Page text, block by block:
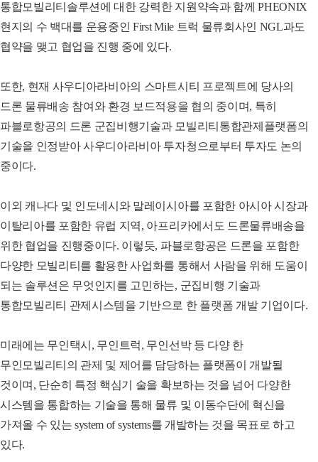
통합모빌리티솔루션에 대한 강력한 지원약속과 함께 PHEONIX
현지의 수 백대를 운용중인 First Mile 트럭 물류회사인 NGL과도
협약을 맺고 협업을 진행 중에 있다.
또한, 현재 사우디아라비아의 스마트시티 프로젝트에 당사의
드론 물류배송 참여와 환경 보드적용을 협의 중이며, 특히
파블로항공의 드론 군집비행기술과 모빌리티통합관제플랫폼의
기술을 인정받아 사우디아라비아 투자청으로부터 투자도 논의
중이다.
이외 캐나다 및 인도네시와 말레이시아를 포함한 아시아 시장과
이탈리아를 포함한 유럽 지역, 아프리카에서도 드론물류배송을
위한 협업을 진행중이다. 이렇듯, 파블로항공은 드론을 포함한
다양한 모빌리티를 활용한 사업화를 통해서 사람을 위해 도움이
되는 솔루션은 무엇인지를 고민하는, 군집비행 기술과
통합모빌리티 관제시스템을 기반으로 한 플랫폼 개발 기업이다.
미래에는 무인택시, 무인트럭, 무인선박 등 다양 한
무인모빌리티의 관제 및 제어를 담당하는 플랫폼이 개발될
것이며, 단순히 특정 핵심기 술을 확보하는 것을 넘어 다양한
시스템을 통합하는 기술을 통해 물류 및 이동수단에 혁신을
가져올 수 있는 system of systems를 개발하는 것을 목표로 하고
있다.